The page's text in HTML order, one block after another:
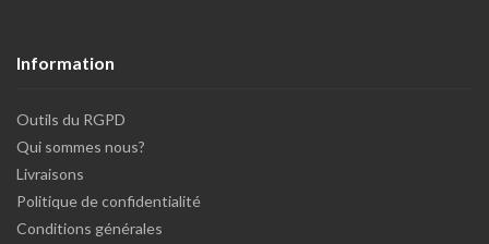
Information
Outils du RGPD
Qui sommes nous?
Livraisons
Politique de confidentialité
Conditions générales